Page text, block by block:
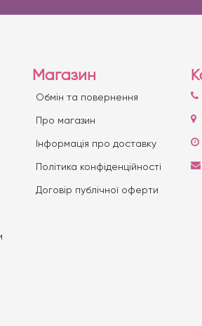
Магазин
Обмін та повернення
Про магазин
Iнформація про доставку
Політика конфіденційності
Договір публічної оферти